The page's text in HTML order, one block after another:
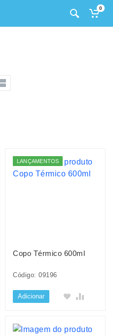
0
LANÇAMENTOS
Copo Térmico 600ml
Código: 09196
Adicionar